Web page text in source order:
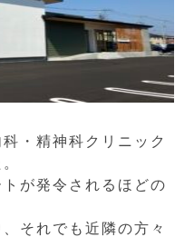
・精神科クリニック
が発令されるほどの
それでも近隣の方々